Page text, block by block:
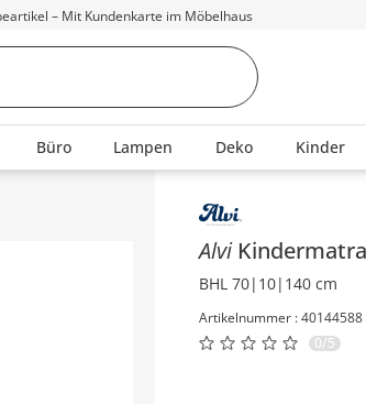
– Mit Kundenkarte im Möbelhaus
Büro Lampen Deko Kinder
Inhalt der Seitenleiste
Alvi
BHL 70|10|140 cm
Artikelnummer : 40144588
0/5